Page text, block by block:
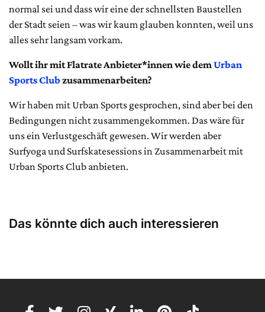
normal sei und dass wir eine der schnellsten Baustellen
der Stadt seien – was wir kaum glauben konnten, weil uns
alles sehr langsam vorkam.
Wollt ihr mit Flatrate Anbieter*innen wie dem Urban
Sports Clubzusammenarbeiten?
Wir haben mit Urban Sports gesprochen, sind aber bei den
Bedingungen nicht zusammengekommen. Das wäre für
uns ein Verlustgeschäft gewesen. Wir werden aber
Surfyoga und Surfskatesessions in Zusammenarbeit mit
Urban Sports Club anbieten.
Das könnte dich auch interessieren